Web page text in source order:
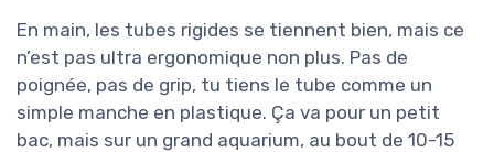
En main, les tubes rigides se tiennent bien, mais ce
n’est pas ultra ergonomique non plus. Pas de
poignée, pas de grip, tu tiens le tube comme un
simple manche en plastique. Ça va pour un petit
bac, mais sur un grand aquarium, au bout de 10-15